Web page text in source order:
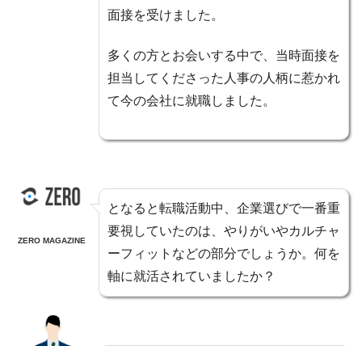
面接を受けました。
多くの方とお会いする中で、当時面接を
担当してくださった人事の人柄に惹かれ
て今の会社に就職しました。
ZERO MAGAZINE
となると転職活動中、企業選びで一番重
要視していたのは、やりがいやカルチャ
ーフィットなどの部分でしょうか。何を
軸に就活されていましたか？